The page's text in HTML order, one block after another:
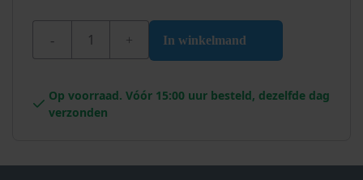
Wixx PRO PU Metaallak Roestwerend aantal
In winkelmand
Op voorraad. Vóór 15:00 uur besteld, dezelfde dag
verzonden